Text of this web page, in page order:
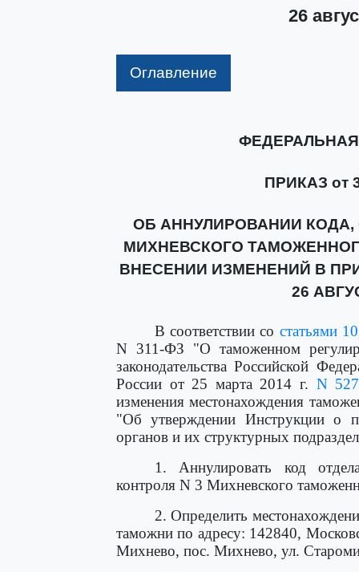
26
Оглавление
ПРИКАЗ от
ОБ АННУЛИРОВАНИИ
МИХНЕВСКОГО
ВНЕСЕНИИ ИЗМЕНЕНИЙ В
26
В соответствии со статьями 10
N 311-ФЗ "О таможенном
законодательства Российской
России от 25 марта 2014 г. N 527
изменения местонахождения
"Об утверждении Инструкции о
органов и их структурных
1. Аннулировать код
контроля N 3 Михневского
2. Определить
таможни по адресу: 142840,
Михнево, пос. Михнево, ул.